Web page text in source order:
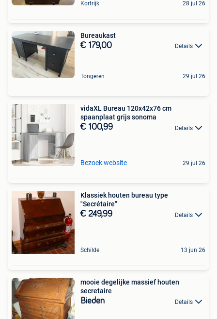
Kortrijk 28 jul 26
Bureaukast
€ 179,00 Details
Tongeren 29 jul 26
vidaXL Bureau 120x42x76 cm
spaanplaat grijs sonoma
€ 100,99 Details
Bezoek website 29 jul 26
Klassiek houten bureau type
"Secrétaire"
€ 249,99 Details
Schilde 13 jun 26
mooie degelijke massief houten
secretaire
Bieden Details